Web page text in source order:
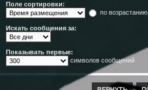
Поле сортировки:
по возрастанию
Искать сообщения за:
Показывать первые:
символов сообщений